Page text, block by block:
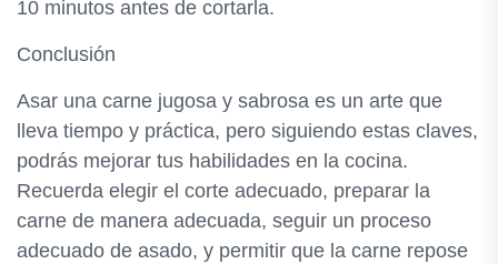
10 minutos antes de cortarla.
Conclusión
Asar una carne jugosa y sabrosa es un arte que
lleva tiempo y práctica, pero siguiendo estas claves,
podrás mejorar tus habilidades en la cocina.
Recuerda elegir el corte adecuado, preparar la
carne de manera adecuada, seguir un proceso
adecuado de asado, y permitir que la carne repose